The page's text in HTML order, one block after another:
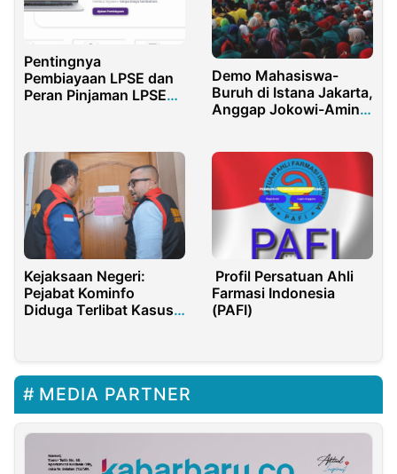
Pentingnya
Pembiayaan LPSE dan
Peran Pinjaman LPSE
Demo Mahasiswa-
Buruh di Istana Jakarta,
Anggap Jokowi-Amin
Kejaksaan Negeri:
Pejabat Kominfo
Diduga Terlibat Kasus
Profil Persatuan Ahli
Farmasi Indonesia
(PAFI)
MEDIA PARTNER